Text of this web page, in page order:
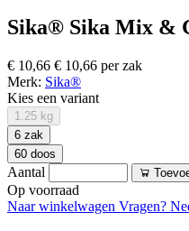
Sika® Sika Mix &
€ 10,66 € 10,66 per zak
Merk: Sika®
Kies een variant
1.25 kg
6 zak
60 doos
Aantal
Op voorraad
Naar winkelwagen Vragen?